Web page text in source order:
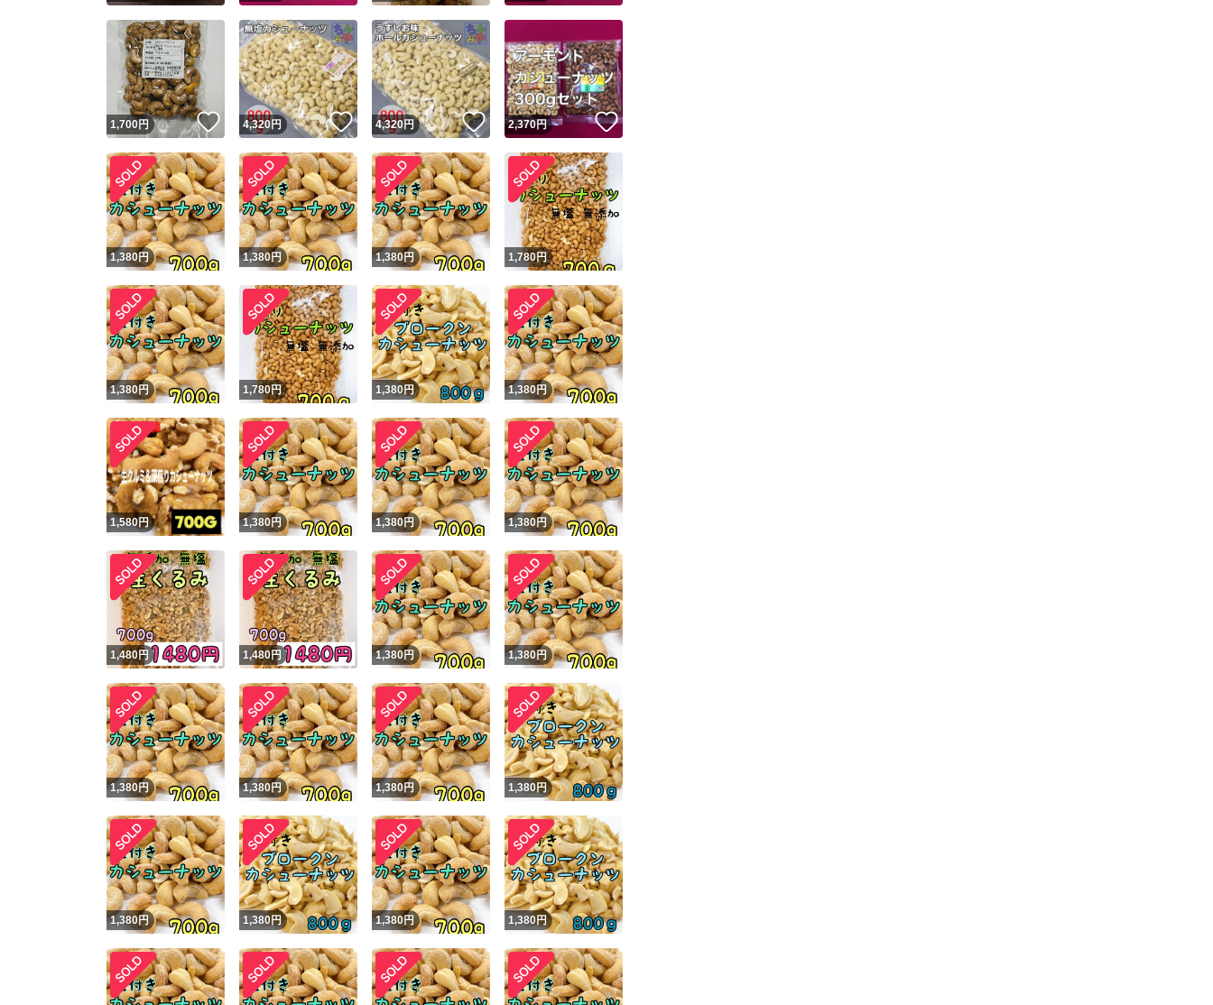
スピード発送 このユーザーは高頻度で24時間以内に発送しています
安心発送 このユーザーは設定した発送日数内に発送しています
1,700円 いいね！
4,320円 いいね！
4,320円 いいね！
2,370円 いいね！
1,380円 1,380円 1,380円 1,780円
1,380円 1,780円 1,380円 1,380円
1,580円 1,380円 1,380円 1,380円
1,480円 1,480円 1,380円 1,380円
1,380円 1,380円 1,380円 1,380円
1,380円 1,380円 1,380円 1,380円